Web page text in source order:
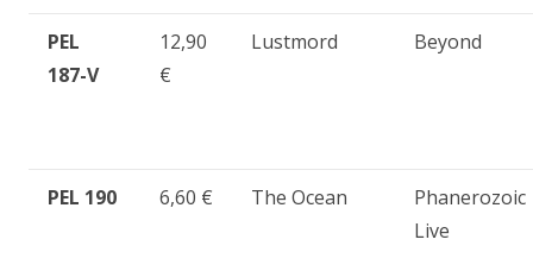
PEL
187-V
12,90
€
Lustmord Beyond
PEL 190 6,60 € The Ocean
Phanerozoic
Live